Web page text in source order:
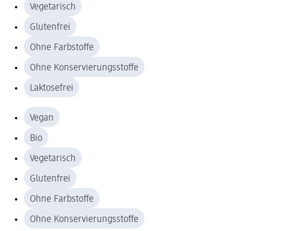
Vegetarisch
Glutenfrei
Ohne Farbstoffe
Ohne Konservierungsstoffe
Laktosefrei
Vegan
Bio
Vegetarisch
Glutenfrei
Ohne Farbstoffe
Ohne Konservierungsstoffe